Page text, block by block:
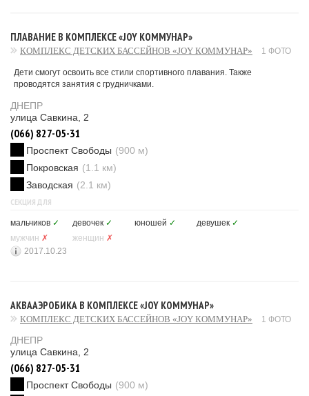
ПЛАВАНИЕ В КОМПЛЕКСЕ «JOY КОММУНАР»
КОМПЛЕКС ДЕТСКИХ БАССЕЙНОВ «JOY КОММУНАР» 1 ФОТО
Дети смогут освоить все стили спортивного плавания. Также
проводятся занятия с грудничками.
ДНЕПР
улица Савкина, 2
(066) 827-05-31
Проспект Свободы (900 м)
Покровская (1.1 км)
Заводская (2.1 км)
СЕКЦИЯ ДЛЯ
мальчиков ✓ девочек ✓ юношей ✓ девушек ✓
мужчин ✗ женщин ✗
2017.10.23
АКВААЭРОБИКА В КОМПЛЕКСЕ «JOY КОММУНАР»
КОМПЛЕКС ДЕТСКИХ БАССЕЙНОВ «JOY КОММУНАР» 1 ФОТО
ДНЕПР
улица Савкина, 2
(066) 827-05-31
Проспект Свободы (900 м)